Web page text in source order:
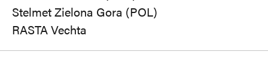
Stelmet Zielona Gora (POL)
RASTA Vechta